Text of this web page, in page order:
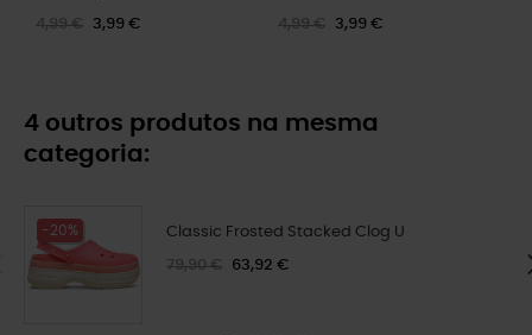
4,99 € 3,99 € 4,99 € 3,99 €
4 outros produtos na mesma
categoria:
-20% Classic Frosted Stacked Clog U
79,90 € 63,92 €